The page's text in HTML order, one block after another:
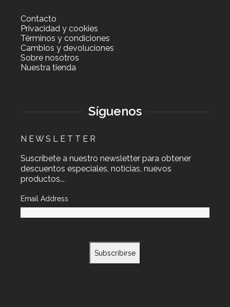
Contacto
Privacidad y cookies
Términos y condiciones
Cambios y devoluciones
Sobre nosotros
Nuestra tienda
Síguenos
N E W S L E T T E R
Suscríbete a nuestro newsletter para obtener
descuentos especiales, noticias, nuevos
productos...
Email Address